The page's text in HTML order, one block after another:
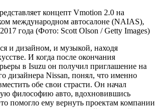
концепт Vmotion 2.0 на
международном автосалоне (NAIAS),
года (Фото: Scott Olson / Getty Images)
и дизайном, и музыкой, находя
И когда после окончания
в Isuzu он получил приглашение на
дизайнера Nissan, понял, что именно
обе свои страсти. Он начал
философию авто, вдохновившись
помогло ему вернуть проектам компании